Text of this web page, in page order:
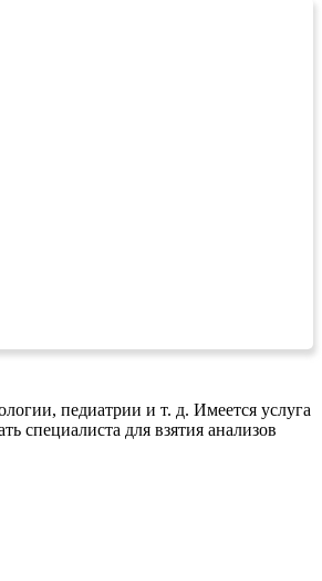
педиатрии и т. д. Имеется услуга
специалиста для взятия анализов